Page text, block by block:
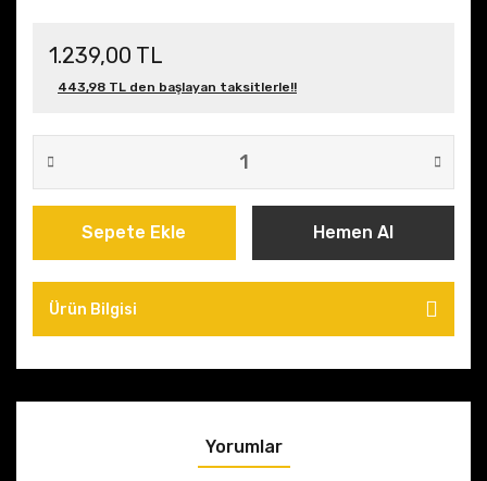
1.239,00 TL
443,98 TL den başlayan taksitlerle!!
Sepete Ekle Hemen Al
Ürün Bilgisi
Yorumlar